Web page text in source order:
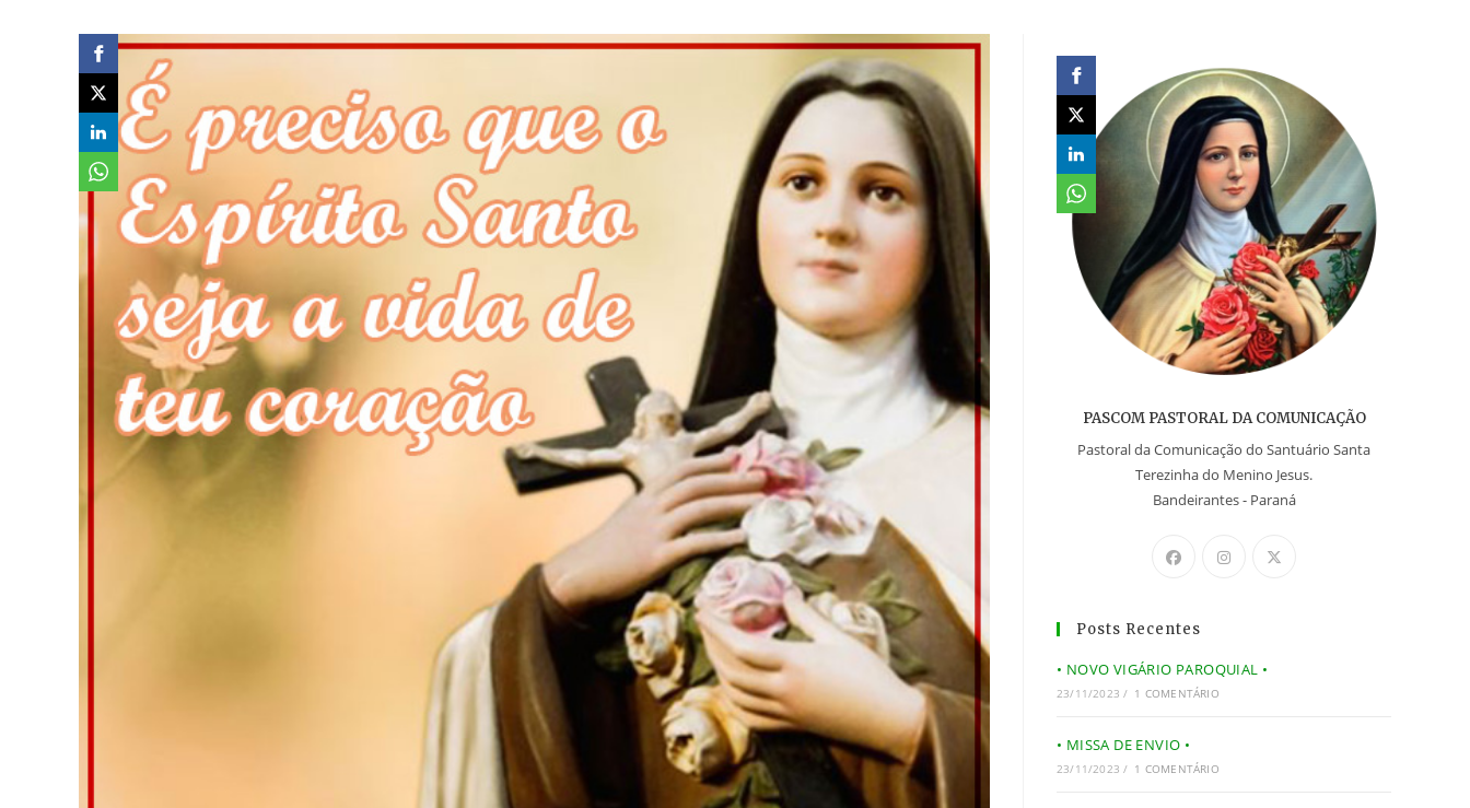
PASCOM PASTORAL DA COMUNICAÇÃO
Pastoral da Comunicação do Santuário Santa
Terezinha do Menino Jesus.
Bandeirantes - Paraná
Posts Recentes
• NOVO VIGÁRIO PAROQUIAL •
23/11/2023 / 1 COMENTÁRIO
• MISSA DE ENVIO •
23/11/2023 / 1 COMENTÁRIO